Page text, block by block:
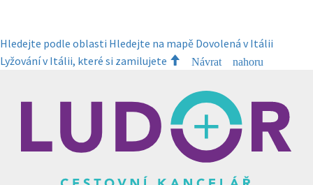
Hledejte podle oblasti Hledejte na mapě Dovolená v Itálii
Lyžování v Itálii, které si zamilujete
Návrat nahoru